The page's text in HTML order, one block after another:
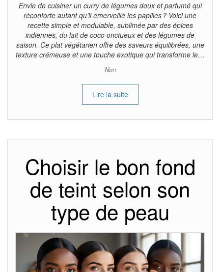
Envie de cuisiner un curry de légumes doux et parfumé qui
réconforte autant qu’il émerveille les papilles ? Voici une
recette simple et modulable, sublimée par des épices
indiennes, du lait de coco onctueux et des légumes de
saison. Ce plat végétarien offre des saveurs équilibrées, une
texture crémeuse et une touche exotique qui transforme le…
Non
Lire la suite
Choisir le bon fond
de teint selon son
type de peau